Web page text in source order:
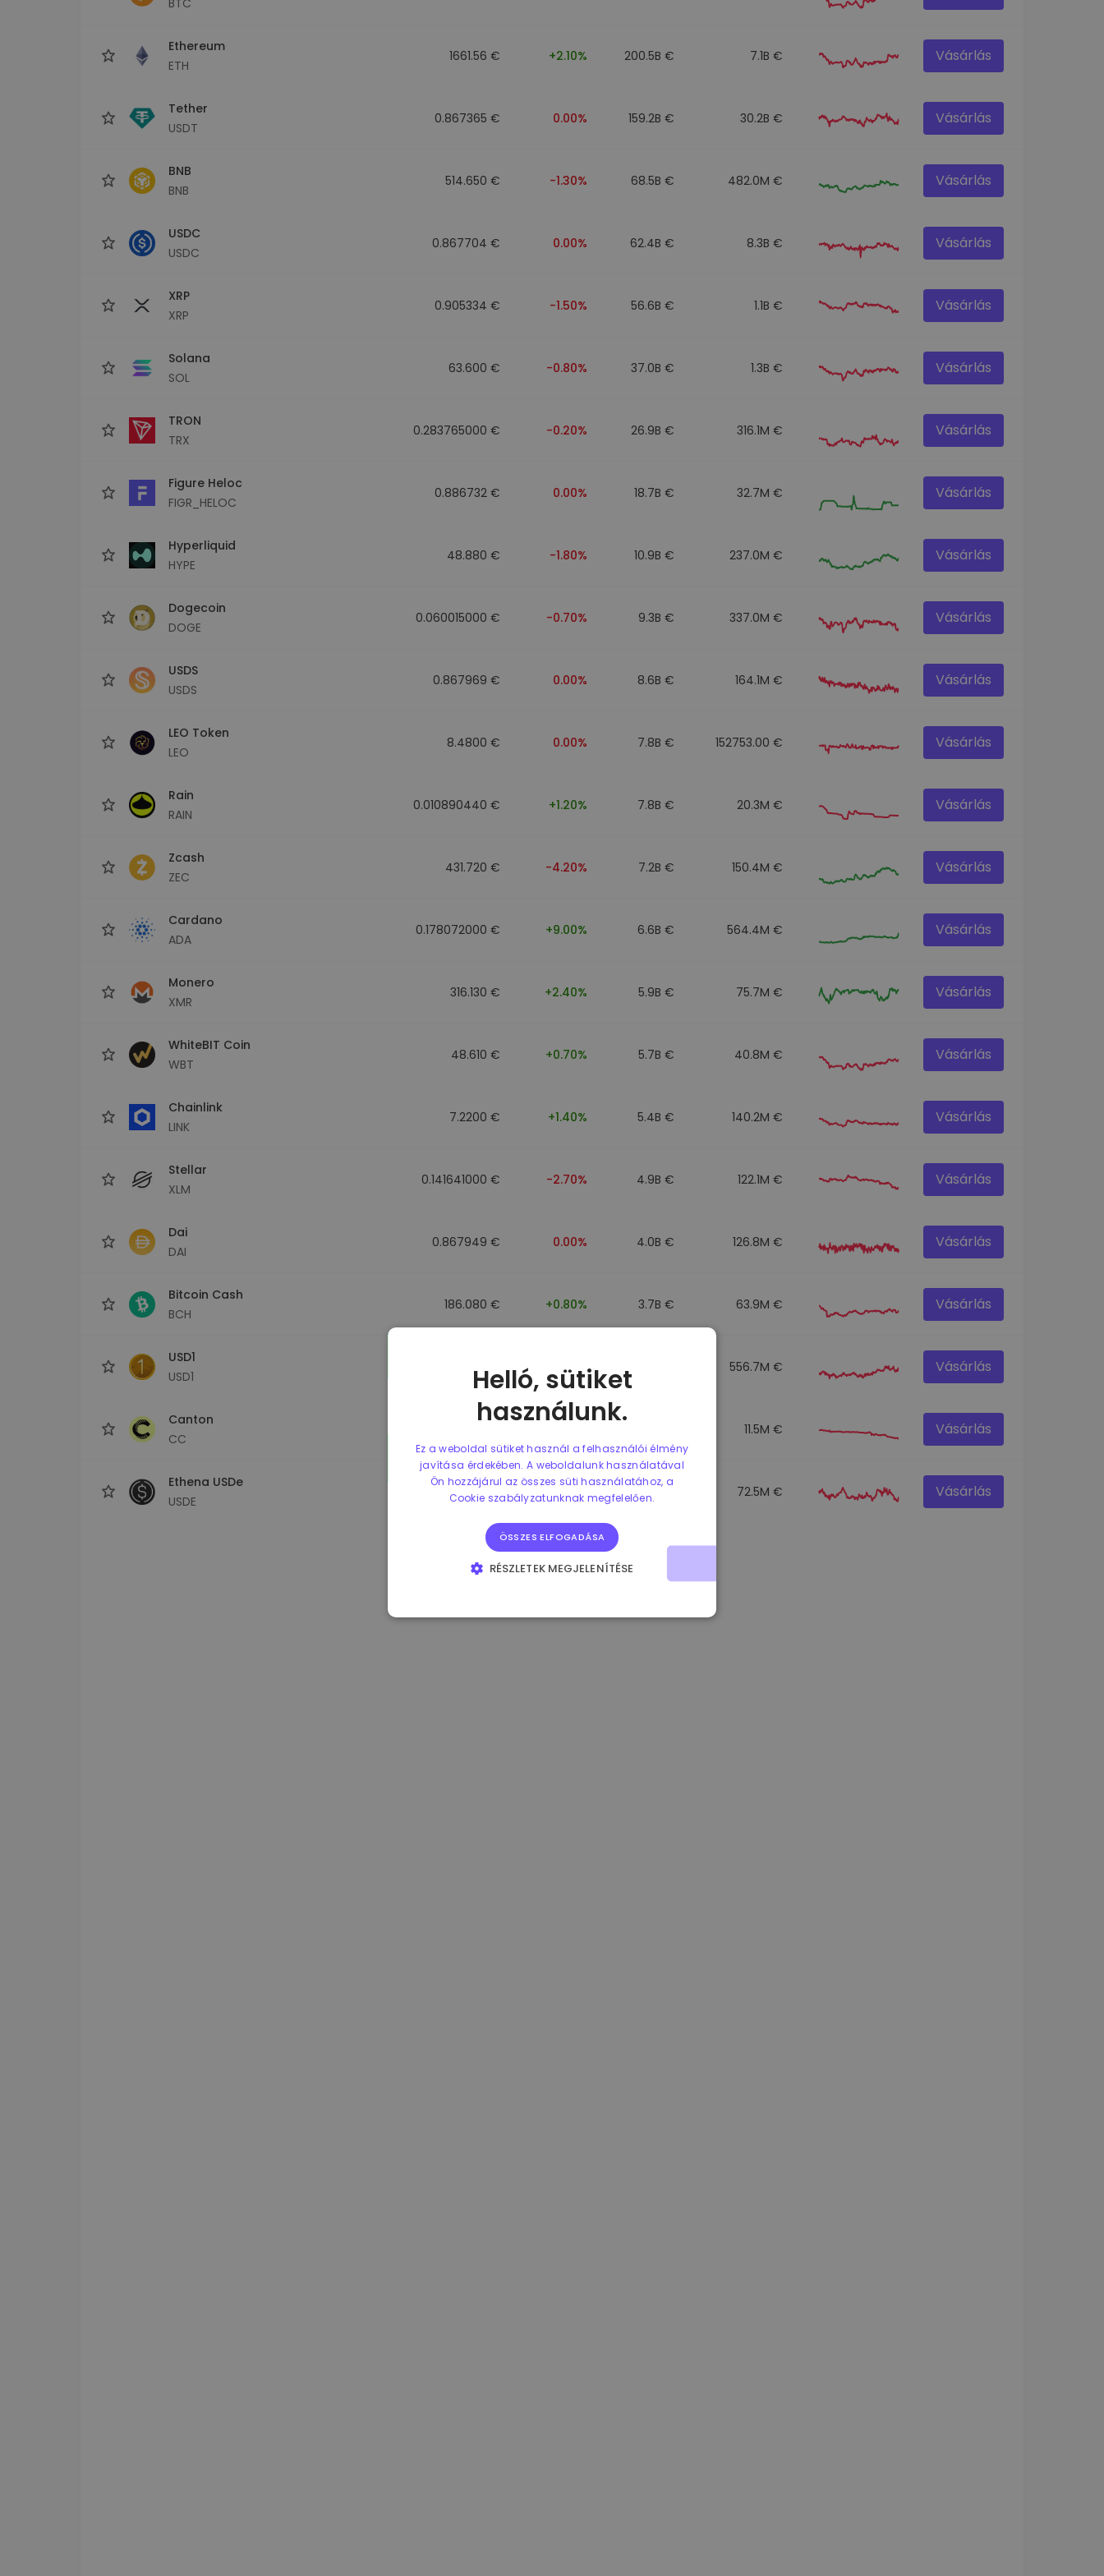
Ethereum
ETH
1661.56 € +2.10% 200.5B € 7.1B € Vásárlás
Tether
USDT
0.867365 € 0.00% 159.2B € 30.2B € Vásárlás
BNB
BNB
514.650 € -1.30% 68.5B € 482.0M € Vásárlás
USDC
USDC
0.867704 € 0.00% 62.4B € 8.3B € Vásárlás
XRP
XRP
0.905334 € -1.50% 56.6B € 1.1B € Vásárlás
Solana
SOL
63.600 € -0.80% 37.0B € 1.3B € Vásárlás
TRON
TRX
0.283765000 € -0.20% 26.9B € 316.1M € Vásárlás
Figure Heloc
FIGR_HELOC
0.886732 € 0.00% 18.7B € 32.7M € Vásárlás
Hyperliquid
HYPE
48.880 € -1.80% 10.9B € 237.0M € Vásárlás
Dogecoin
DOGE
0.060015000 € -0.70% 9.3B € 337.0M € Vásárlás
USDS
USDS
0.867969 € 0.00% 8.6B € 164.1M € Vásárlás
LEO Token
LEO
8.4800 € 0.00% 7.8B € 152753.00 € Vásárlás
Rain
RAIN
0.010890440 € +1.20% 7.8B € 20.3M € Vásárlás
Zcash
ZEC
431.720 € -4.20% 7.2B € 150.4M € Vásárlás
Cardano
ADA
0.178072000 € +9.00% 6.6B € 564.4M € Vásárlás
Monero
XMR
316.130 € +2.40% 5.9B € 75.7M € Vásárlás
WhiteBIT Coin
WBT
48.610 € +0.70% 5.7B € 40.8M € Vásárlás
Chainlink
LINK
7.2200 € +1.40% 5.4B € 140.2M € Vásárlás
Stellar
XLM
0.141641000 € -2.70% 4.9B € 122.1M € Vásárlás
Dai
DAI
0.867949 € 0.00% 4.0B € 126.8M € Vásárlás
Bitcoin Cash
BCH
186.080 € +0.80% 3.7B € 63.9M € Vásárlás
USD1
USD1
0.00% 556.7M € Vásárlás
Canton
CC
11.5M € Vásárlás
Ethena USDe
USDE
0.867648 € 0.00% 3.4B € 72.5M € Vásárlás
Helló, sütiket
használunk.
Ez a weboldal sütiket használ a felhasználói élmény
javítása érdekében. A weboldalunk használatával
Ön hozzájárul az összes süti használatához, a
Cookie szabályzatunknak megfelelően.
ÖSSZES ELFOGADÁSA
RÉSZLETEK MEGJELENÍTÉSE